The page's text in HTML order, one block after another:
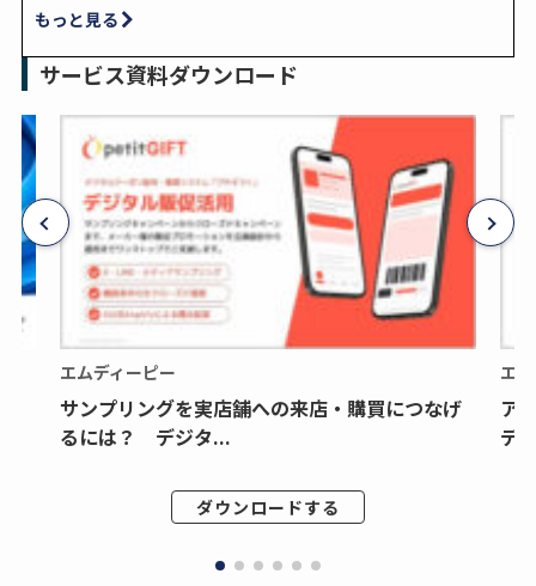
もっと見る
サービス資料ダウンロード
エムディーピー
サンプリングを実店舗への来店・購買につなげ
るには？ デジタ...
ダウンロードする
エ
ア
デ